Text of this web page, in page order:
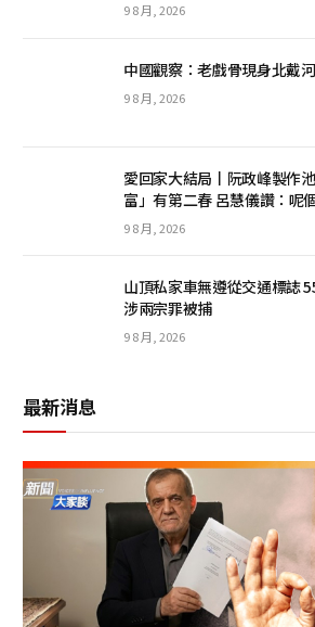
9 8 月, 2026
中國觀察：老戲骨現身北戴
9 8 月, 2026
愛回家大結局丨阮政峰製作
富」有第二春 呂慧儀讚：呢
9 8 月, 2026
山頂私家車無遵從交通標誌
涉兩宗罪被捕
9 8 月, 2026
最新消息